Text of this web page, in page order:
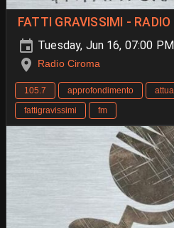
FATTI GRAVISSIMI -
Tuesday, Jun 16, 07:00
Radio Ciroma
105.7 approfondimento
fattigravissimi
fm